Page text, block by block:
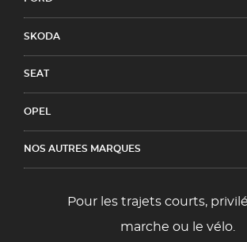
SKODA
SEAT
OPEL
NOS AUTRES MARQUES
Pour les trajets courts,
marche ou le vélo.